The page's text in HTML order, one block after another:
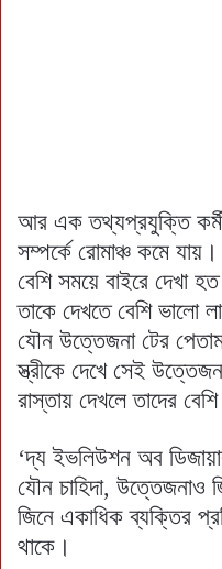
আর এক তথ্যপ্রযুক্তি কর্মী
সম্পর্কে রোমাঞ্চ কমে
বেশি সময়ে বাইরে দেখা
তাকে দেখতে বেশি ভালো
যৌন উত্তেজনা টের
স্ত্রীকে দেখে সেই
রাস্তায় দেখলে তাদের
‘দ্য ইভলিউশন অব
যৌন চাহিদা, উত্তেজনাও
জিনে একাধিক ব্যক্তির
থাকে।